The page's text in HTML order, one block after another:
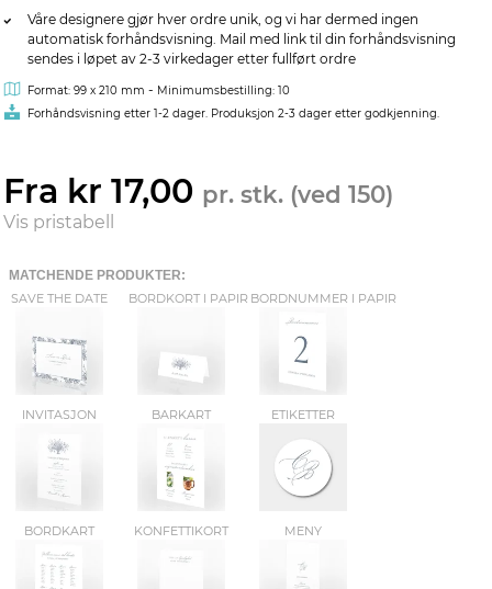
Våre designere gjør hver ordre unik, og vi har dermed ingen
automatisk forhåndsvisning. Mail med link til din forhåndsvisning
sendes i løpet av 2-3 virkedager etter fullført ordre
Format: 99 x 210 mm - Minimumsbestilling: 10
Forhåndsvisning etter 1-2 dager. Produksjon 2-3 dager etter godkjenning.
Fra kr 17,00 pr. stk. (ved 150)
Vis pristabell
MATCHENDE PRODUKTER:
SAVE THE DATE
BORDKORT I PAPIR BORDNUMMER I PAPIR
INVITASJON BARKART ETIKETTER
BORDKART KONFETTIKORT MENY